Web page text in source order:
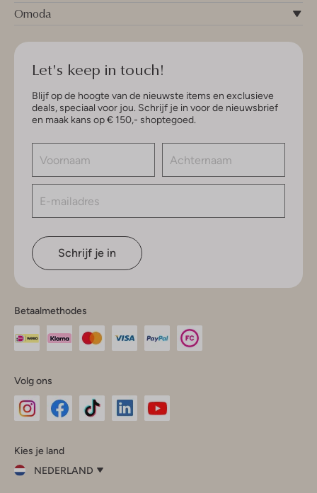
Omoda
Let's keep in touch!
Blijf op de hoogte van de nieuwste items en exclusieve
deals, speciaal voor jou. Schrijf je in voor de nieuwsbrief
en maak kans op € 150,- shoptegoed.
Schrijf je in
Betaalmethodes
Volg ons
InstagramFacebook
Kies je land
NEDERLAND